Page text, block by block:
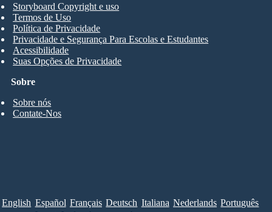
Sobre
Sobre nós
Contate-Nos
Storyboard Copyright e uso
Termos de Uso
Política de Privacidade
Privacidade e Segurança Para Escolas e Estudantes
Acessibilidade
Suas Opções de Privacidade
English Español Français Deutsch Italiana Nederlands Português